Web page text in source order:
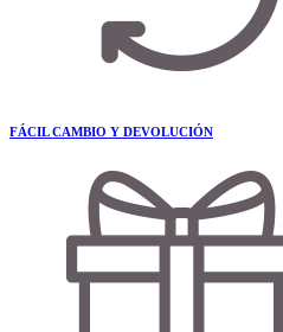
FÁCIL CAMBIO Y DEVOLUCIÓN